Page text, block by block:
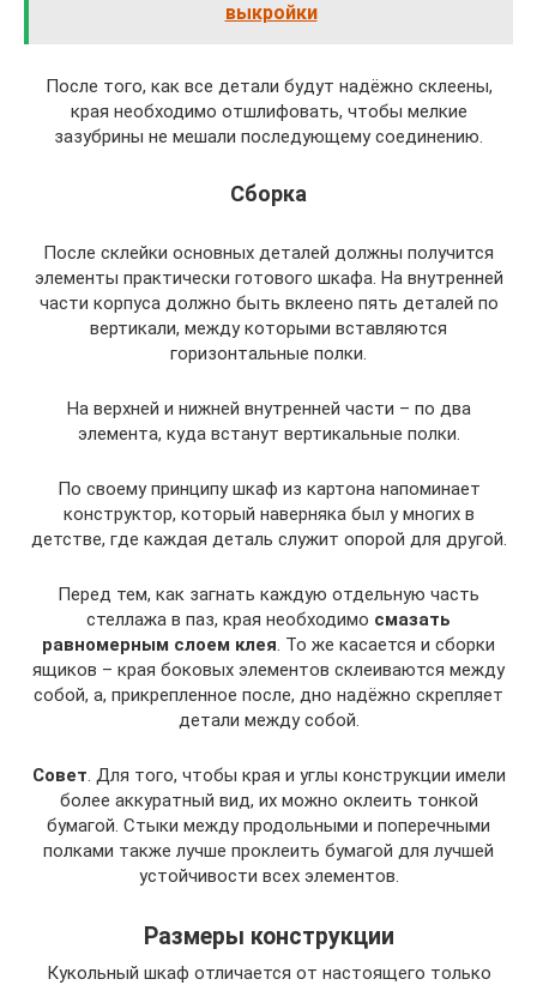
выкройки
После того, как все детали будут надёжно склеены,
края необходимо отшлифовать, чтобы мелкие
зазубрины не мешали последующему соединению.
Сборка
После склейки основных деталей должны получится
элементы практически готового шкафа. На внутренней
части корпуса должно быть вклеено пять деталей по
вертикали, между которыми вставляются
горизонтальные полки.
На верхней и нижней внутренней части – по два
элемента, куда встанут вертикальные полки.
По своему принципу шкаф из картона напоминает
конструктор, который наверняка был у многих в
детстве, где каждая деталь служит опорой для другой.
Перед тем, как загнать каждую отдельную часть
стеллажа в паз, края необходимо смазать
равномерным слоем клея. То же касается и сборки
ящиков – края боковых элементов склеиваются между
собой, а, прикрепленное после, дно надёжно скрепляет
детали между собой.
Совет. Для того, чтобы края и углы конструкции имели
более аккуратный вид, их можно оклеить тонкой
бумагой. Стыки между продольными и поперечными
полками также лучше проклеить бумагой для лучшей
устойчивости всех элементов.
Размеры конструкции
Кукольный шкаф отличается от настоящего только